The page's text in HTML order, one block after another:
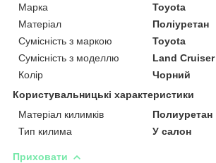
Марка
Toyota
Матеріал
Поліуретан
Сумісність з маркою
Toyota
Сумісність з моделлю
Land Cruiser
Колір
Чорний
Користувальницькі характеристики
Матеріал килимків
Полиуретан
Тип килима
У салон
Приховати